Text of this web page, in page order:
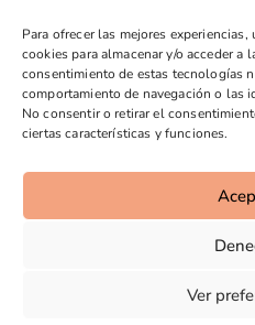
Para ofrecer las mejores
cookies para almacenar y/o acceder
consentimiento de estas tecnologías
comportamiento de navegación o las
No consentir o retirar el
ciertas características y funciones.
Ver
Síguenos
en
Faceboo
en